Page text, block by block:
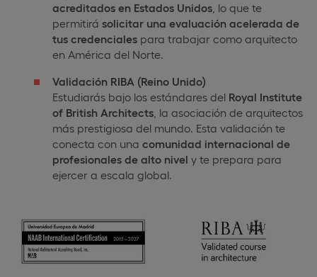
acreditados en Estados Unidos , lo que te
permitirá solicitar una evaluación acelerada de
tus credenciales para trabajar como arquitecto
en América del Norte.
Validación RIBA (Reino Unido)
Estudiarás bajo los estándares del Royal Institute
of British Architects , la asociación de arquitectos
más prestigiosa del mundo. Esta validación te
conecta con una comunidad internacional de
profesionales de alto nivel y te prepara para
ejercer a escala global.